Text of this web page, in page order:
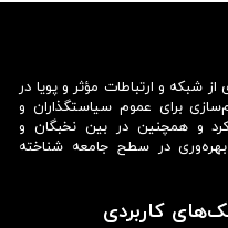
کاربردی
از شبکه و ارتباطات مؤثر و پویا در
برای عموم سیاستگذاران و
و همچنین در بین نخبگان و
بهره‌وری در سطح جامعه شناخته